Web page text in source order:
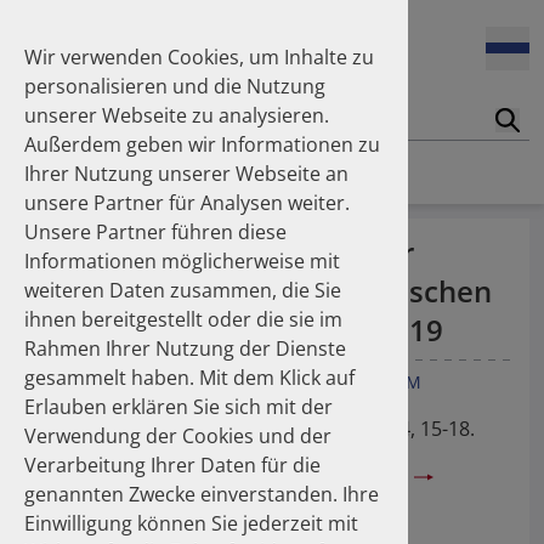
Homepage Publikationen
Feldt Sandra
Fischer Laura
Franzmann Alexandra
Freudewald Leonard G.
Friedland Kristina
Friis Robert
Ganso Matthias
Goebel Ralf
Götzinger Felix
Gradl Gabriele
Griese-Mammen Nina
Hadji Peyman
Haehling Stephan
Haidinger Gerald
Hansen Kerstin
Heinemann Axel
Heinemann Lutz
den Hausmüll?
17.04.2026
Das Potenzial des DAPI zur Unterstützung der
Apothekerkammern – Was ist das DAPI?
07.04.2026
Trends in use of antipsychotics in Germany 2014–2024: a
nationwide population-based study
25.11.2025
Increasing use of non-statin and combination lipid-
lowering therapies 2012–2025: a nationwide study
23.10.2025
Inhaler use and their carbon footprint in Germany: a 10-
year analysis (2013–2022)
Verordnungsqualität oraler
Fluorchinolone in den deutschen
Bundesländern 2014 bis 2019
Gradl G Werning J Enners S Kieble M Schulz M
Bulletin zur Arzneimittelsicherheit 2021, 4, 15-18.
Bulletin zur Arzneimittelsicherheit 4-2021
Interessenskonflikte: None declared
Wir verwenden Cookies, um Inhalte zu
personalisieren und die Nutzung
unserer Webseite zu analysieren.
Außerdem geben wir Informationen zu
Ihrer Nutzung unserer Webseite an
unsere Partner für Analysen weiter.
Unsere Partner führen diese
Informationen möglicherweise mit
weiteren Daten zusammen, die Sie
ihnen bereitgestellt oder die sie im
Rahmen Ihrer Nutzung der Dienste
gesammelt haben. Mit dem Klick auf
Erlauben erklären Sie sich mit der
Verwendung der Cookies und der
Verarbeitung Ihrer Daten für die
genannten Zwecke einverstanden. Ihre
Einwilligung können Sie jederzeit mit